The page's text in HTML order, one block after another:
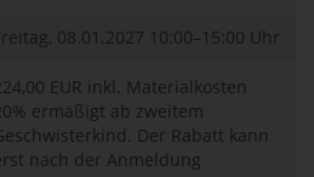
08.01.2027 10:00–15:00 Uhr
EUR inkl. Materialkosten
ermäßigt ab zweitem
Der Rabatt kann
nach der Anmeldung